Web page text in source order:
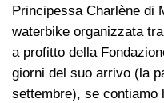
Principessa Charlène di
waterbike organizzata
a profitto della
giorni del suo arrivo (la
settembre), se contiamo